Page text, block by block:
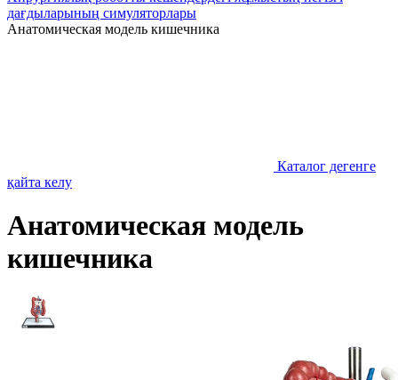
дағдыларының симуляторлары
Анатомическая модель кишечника
Каталог дегенге
қайта келу
Анатомическая модель
кишечника